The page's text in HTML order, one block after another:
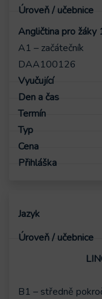
Angličtina pro žáky
A1 – začátečník
DAA100126
B1 – středně